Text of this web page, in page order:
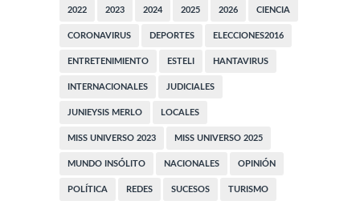
2022 2023 2024 2025 2026 CIENCIA
CORONAVIRUS DEPORTES ELECCIONES2016
ENTRETENIMIENTO ESTELI HANTAVIRUS
INTERNACIONALES JUDICIALES
JUNIEYSIS MERLO LOCALES
MISS UNIVERSO 2023 MISS UNIVERSO 2025
MUNDO INSÓLITO NACIONALES OPINIÓN
POLÍTICA REDES SUCESOS TURISMO